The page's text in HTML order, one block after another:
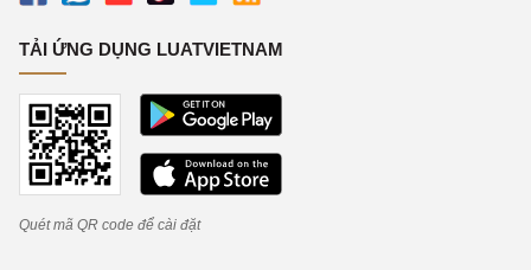
TẢI ỨNG DỤNG LUATVIETNAM
Quét mã QR code để cài đặt